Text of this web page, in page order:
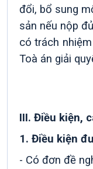
đổi, bổ sung
sản nếu nộp
có trách
Toà án giải
III. Điều kiện,
1. Điều kiện
- Có đơn đề